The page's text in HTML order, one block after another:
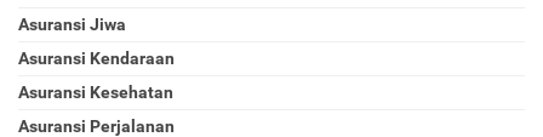
Asuransi Jiwa
Asuransi Kendaraan
Asuransi Kesehatan
Asuransi Perjalanan